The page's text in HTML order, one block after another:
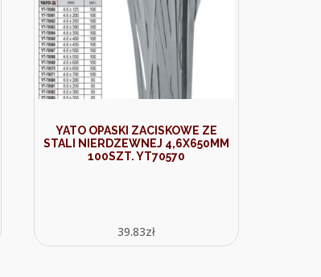
YATO OPASKI ZACISKOWE ZE
STALI NIERDZEWNEJ 4,6X650MM
100SZT. YT70570
39.83zł